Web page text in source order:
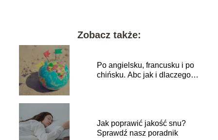
Zobacz także:
Po angielsku, francusku i po
chińsku. Abc jak i dlaczego
Jak poprawić jakość snu?
Sprawdź nasz poradnik